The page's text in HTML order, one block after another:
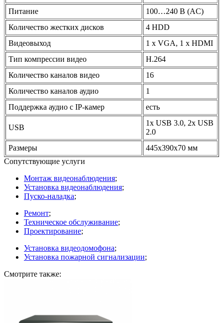
Питание 100…240 В (AC)
Количество жестких дисков
4 HDD
Видеовыход
1 x VGA, 1 x HDMI
Тип компрессии видео
H.264
Количество каналов видео
16
Количество каналов аудио
1
Поддержка аудио с IP-камер
есть
USB
1x USB 3.0, 2x USB
2.0
Размеры
445х390х70 мм
Сопутствующие услуги
Монтаж видеонаблюдения;
Установка видеонаблюдения;
Пуско-наладка;
Ремонт;
Техническое обслуживание;
Проектирование;
Установка видеодомофона;
Установка пожарной сигнализации;
Смотрите также: